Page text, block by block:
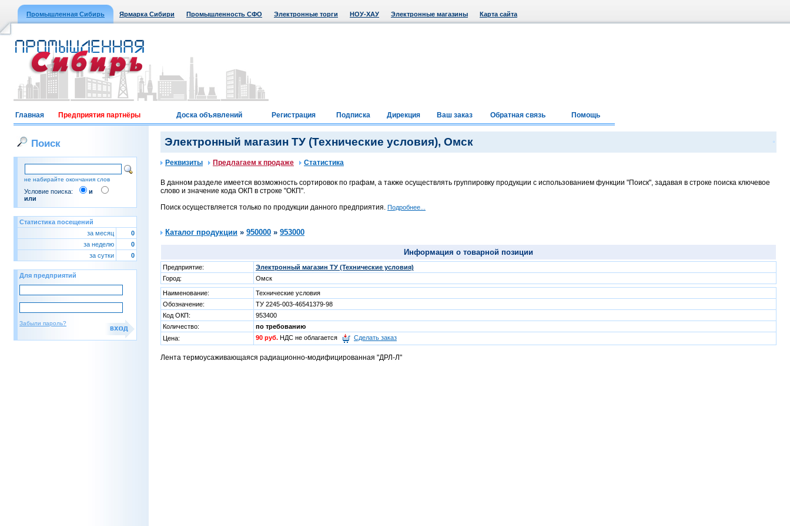
Промышленная Сибирь Ярмарка Сибири Промышленность СФО Электронные торги НОУ-ХАУ Электронные магазины Карта сайта
Главная Предприятия партнёры Доска объявлений Регистрация Подписка Дирекция Ваш заказ Обратная связь Помощь
Поиск
не набирайте окончания слов
Условие поиска:
и
или
Статистика посещений
за месяц
0
за неделю
0
за сутки
0
Для предприятий
Забыли пароль?
Электронный магазин ТУ (Технические условия), Омск
Реквизиты Предлагаем к продаже Статистика
В данном разделе имеется возможность сортировок по графам, а также осуществлять группировку продукции с использованием функции "Поиск", задавая в строке поиска ключевое
слово и значение кода ОКП в строке "ОКП".
Поиск осуществляется только по продукции данного предприятия. Подробнее...
Каталог продукции » 950000 » 953000
Информация о товарной позиции
Предприятие:
Электронный магазин ТУ (Технические условия)
Город:
Омск
Наименование:
Технические условия
Обозначение:
ТУ 2245-003-46541379-98
Код ОКП:
953400
Количество:
по требованию
Цена:
90 руб. НДС не облагается Сделать заказ
Лента термоусаживающаяся радиационно-модифицированная "ДРЛ-Л"